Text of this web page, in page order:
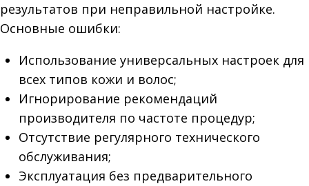
результатов при неправильной настройке.
Основные ошибки:
Использование универсальных настроек для
всех типов кожи и волос;
Игнорирование рекомендаций
производителя по частоте процедур;
Отсутствие регулярного технического
обслуживания;
Эксплуатация без предварительного